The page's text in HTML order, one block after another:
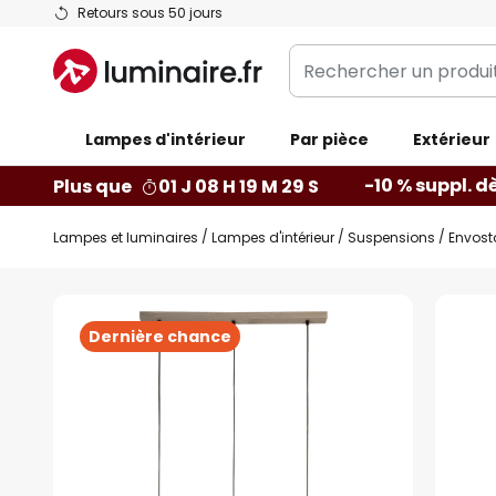
Retours sous 50 jours
Allez
contenu
Rechercher
un
catégorie...
Lampes d'intérieur Par pièce Extérieur
Plus que 01 J 08 H 19 M 28 S -10 % suppl.
Lampes et luminaires Lampes d'intérieur Suspensions
Dernière chance